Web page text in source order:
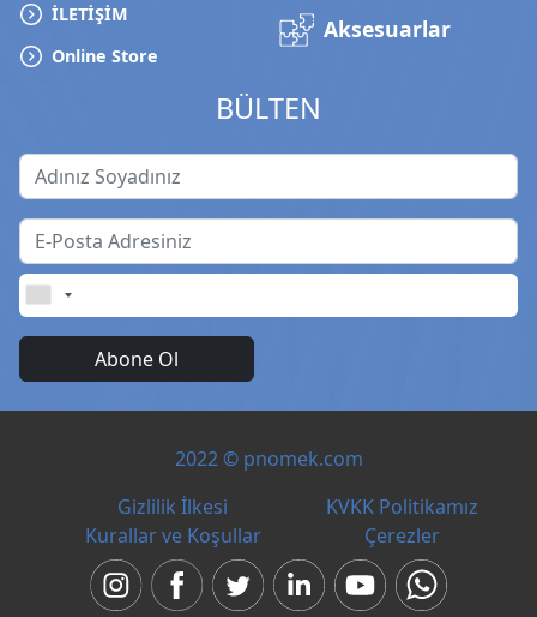
İLETİŞİM
Online Store
Aksesuarlar
BÜLTEN
Abone Ol
2022 © pnomek.com
Gizlilik İlkesi
KVKK Politikamız
Kurallar ve Koşullar
Çerezler